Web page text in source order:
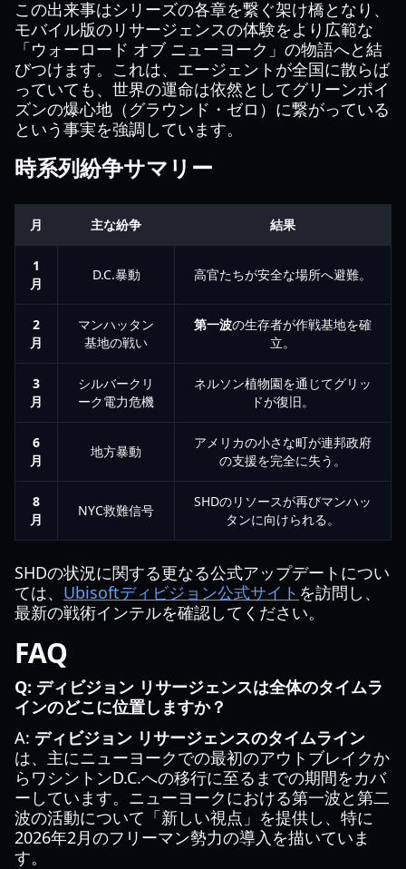
この出来事はシリーズの各章を繋ぐ架け橋となり、
モバイル版のリサージェンスの体験をより広範な
「ウォーロード オブ ニューヨーク」の物語へと結
びつけます。これは、エージェントが全国に散らば
っていても、世界の運命は依然としてグリーンポイ
ズンの爆心地（グラウンド・ゼロ）に繋がっている
という事実を強調しています。
時系列紛争サマリー
月 主な紛争 結果
1
月
D.C.暴動 高官たちが安全な場所へ避難。
2
月
マンハッタン
基地の戦い
第一波の生存者が作戦基地を確
立。
3
月
シルバークリ
ーク電力危機
ネルソン植物園を通じてグリッ
ドが復旧。
6
月
地方暴動
アメリカの小さな町が連邦政府
の支援を完全に失う。
8
月
NYC救難信号
SHDのリソースが再びマンハッ
タンに向けられる。
SHDの状況に関する更なる公式アップデートについ
ては、 Ubisoftディビジョン公式サイト を訪問し、
最新の戦術インテルを確認してください。
FAQ
Q: ディビジョン リサージェンスは全体のタイムラ
インのどこに位置しますか？
A: ディビジョン リサージェンスのタイムライン
は、主にニューヨークでの最初のアウトブレイクか
らワシントンD.C.への移行に至るまでの期間をカバ
ーしています。ニューヨークにおける第一波と第二
波の活動について「新しい視点」を提供し、特に
2026年2月のフリーマン勢力の導入を描いていま
す。